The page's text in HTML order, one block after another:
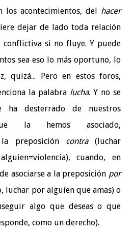
acontecimientos, del hacer
dejar de lado toda relación
conflictiva si no fluye. Y puede
sea eso lo más oportuno, lo
quizá... Pero en estos foros,
la palabra lucha. Y no se
ha desterrado de nuestros
la hemos asociado,
preposición contra(luchar
cuando, en
asociarse a la preposición por
luchar por alguien que amas) o
algo que deseas o que
como un derecho).